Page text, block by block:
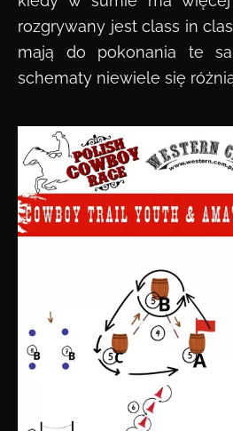
rozgrywany jest class in
mają do pokonania te
schematy niewiele się